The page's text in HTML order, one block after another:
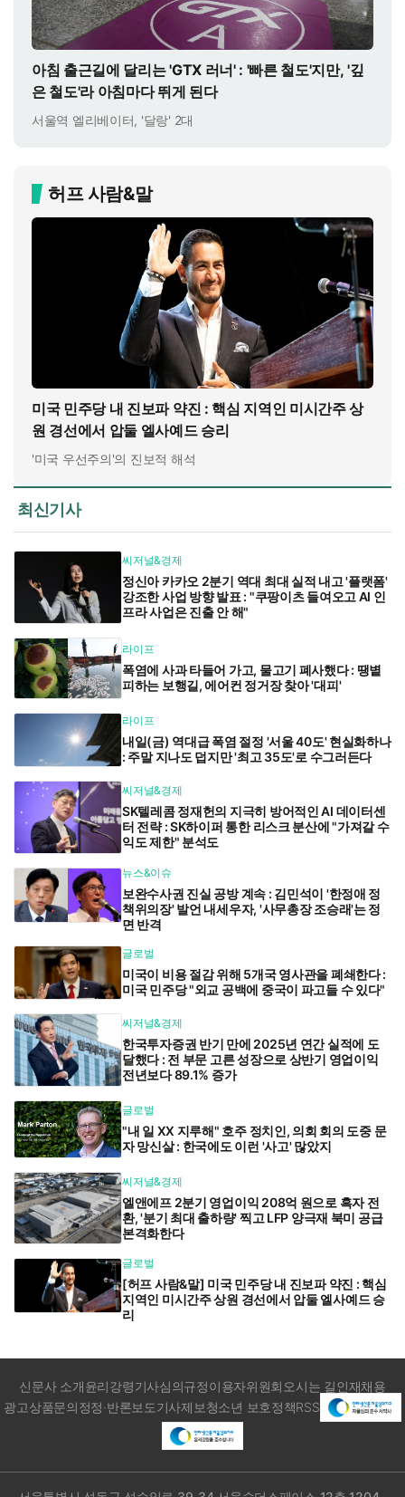
아침 출근길에 달리는 'GTX 러너' : '빠른 철도'지만, '깊
은 철도'라 아침마다 뛰게 된다
서울역 엘리베이터, '달랑' 2대
허프 사람&말
미국 민주당 내 진보파 약진 : 핵심 지역인 미시간주 상
원 경선에서 압둘 엘사예드 승리
'미국 우선주의'의 진보적 해석
최신기사
씨저널&경제
정신아 카카오 2분기 역대 최대 실적 내고 '플랫폼'
강조한 사업 방향 발표 : "쿠팡이츠 들여오고 AI 인
프라 사업은 진출 안 해"
라이프
폭염에 사과 타들어 가고, 물고기 폐사했다 : 땡볕
피하는 보행길, 에어컨 정거장 찾아 '대피'
라이프
내일(금) 역대급 폭염 절정 '서울 40도' 현실화하나
: 주말 지나도 덥지만 '최고 35도'로 수그러든다
씨저널&경제
SK텔레콤 정재헌의 지극히 방어적인 AI 데이터센
터 전략 : SK하이퍼 통한 리스크 분산에 "가져갈 수
익도 제한" 분석도
뉴스&이슈
보완수사권 진실 공방 계속 : 김민석이 '한정애 정
책위의장' 발언 내세우자, '사무총장 조승래'는 정
면 반격
글로벌
미국이 비용 절감 위해 5개국 영사관을 폐쇄한다 :
미국 민주당 "외교 공백에 중국이 파고들 수 있다"
씨저널&경제
한국투자증권 반기 만에 2025년 연간 실적에 도
달했다 : 전 부문 고른 성장으로 상반기 영업이익
전년보다 89.1% 증가
글로벌
"내 일 XX 지루해" 호주 정치인, 의회 회의 도중 문
자 망신살 : 한국에도 이런 '사고' 많았지
씨저널&경제
엘앤에프 2분기 영업이익 208억 원으로 흑자 전
환, '분기 최대 출하량' 찍고 LFP 양극재 북미 공급
본격화한다
글로벌
[허프 사람&말] 미국 민주당 내 진보파 약진 : 핵심
지역인 미시간주 상원 경선에서 압둘 엘사예드 승
리
신문사 소개윤리강령기사심의규정이용자위원회오시는 길인재채용
광고상품문의정정·반론보도기사제보청소년 보호정책RSS